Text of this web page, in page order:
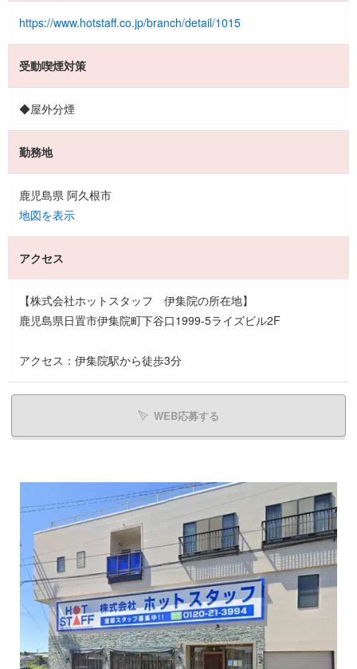
https://www.hotstaff.co.jp/branch/detail/1015
受動喫煙対策
◆屋外分煙
勤務地
鹿児島県 阿久根市
地図を表示
アクセス
【株式会社ホットスタッフ 伊集院の所在地】
鹿児島県日置市伊集院町下谷口1999-5ライズビル2F
アクセス：伊集院駅から徒歩3分
WEB応募する